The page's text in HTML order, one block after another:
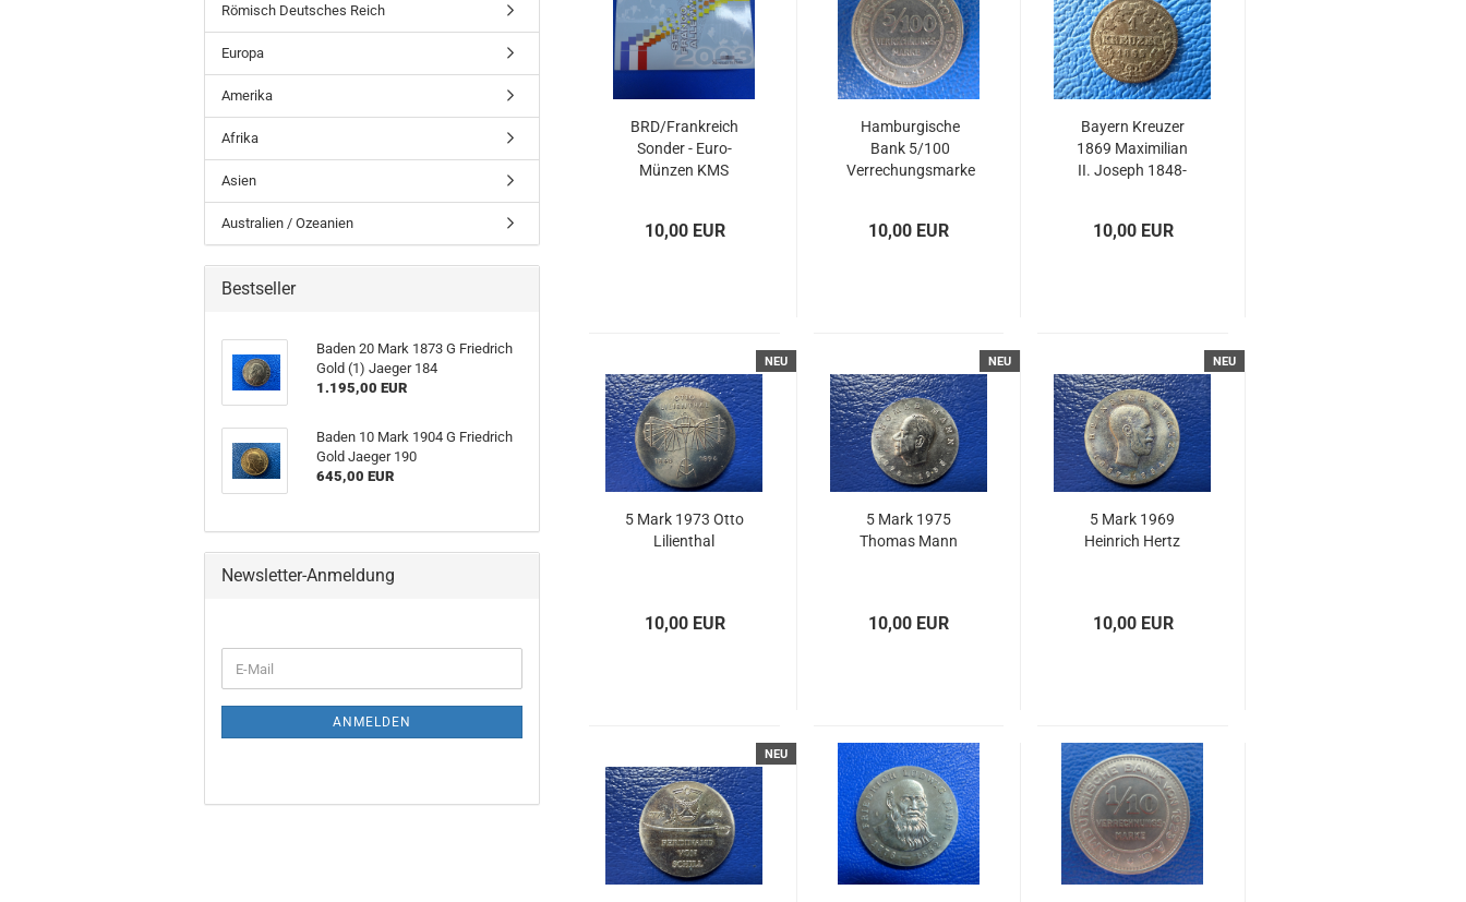
BRD/Frankreich
Sonder - Euro-
Münzen KMS
Jahre Elysee in
10,00 EUR
Hamburgische
Bank 5/100
Verrechungsmarke
10,00 EUR
Bayern Kreuzer
1869 Maximilian
II. Joseph 1848-
10,00 EUR
NEU
5 Mark 1973 Otto
Lilienthal
10,00 EUR
NEU
5 Mark 1975
Thomas Mann
10,00 EUR
NEU
5 Mark 1969
Heinrich Hertz
10,00 EUR
NEU
Römisch Deutsches Reich
Europa
Amerika
Afrika
Asien
Australien / Ozeanien
Bestseller
Baden 20 Mark 1873 G Friedrich
Gold (1) Jaeger 184
1.195,00 EUR
Baden 10 Mark 1904 G Friedrich
Gold Jaeger 190
645,00 EUR
Newsletter-Anmeldung
ANMELDEN